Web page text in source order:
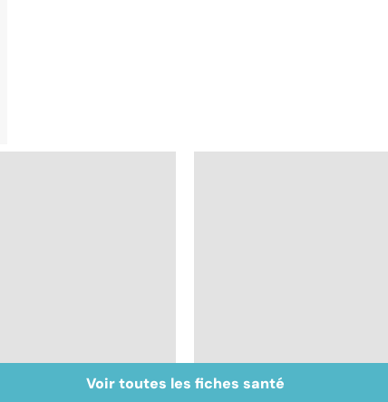
Intestin irritable : le
Alimentation : le péril
Voir toutes les fiches santé